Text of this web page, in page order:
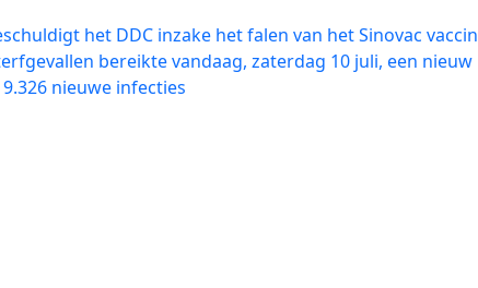
het DDC inzake het falen van het Sinovac vaccin
bereikte vandaag, zaterdag 10 juli, een nieuw
nieuwe infecties